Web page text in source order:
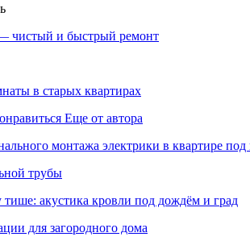
чистый и быстрый ремонт
в старых квартирах
Еще от автора
монтажа электрики в квартире
трубы
акустика кровли под дождём и град
для загородного дома